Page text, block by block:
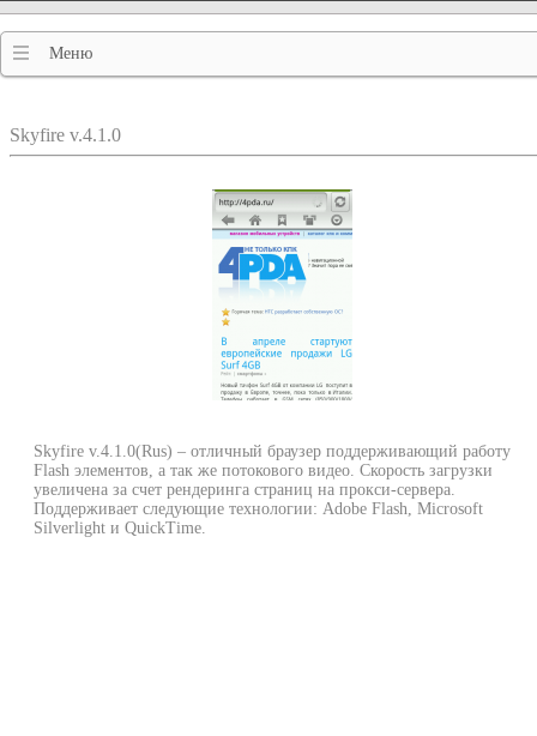
Меню
Skyfire v.4.1.0
Skyfire v.4.1.0(Rus) – отличный браузер поддерживающий работу
Flash элементов, а так же потокового видео. Скорость загрузки
увеличена за счет рендеринга страниц на прокси-сервера.
Поддерживает следующие технологии: Adobe Flash, Microsoft
Silverlight и QuickTime.